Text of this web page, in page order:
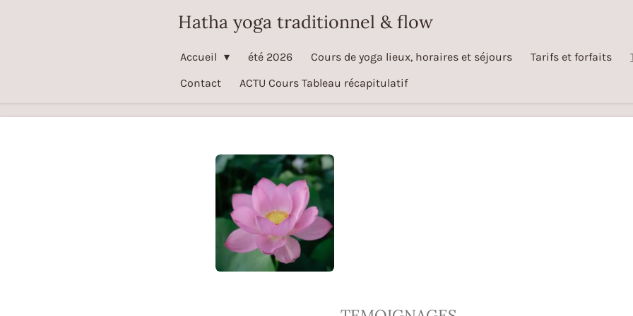
Hatha yoga traditionnel & flow
Accueil été 2026 Cours de yoga lieux, horaires et séjours Tarifs et forfaits
Contact
ACTU Cours Tableau récapitulatif